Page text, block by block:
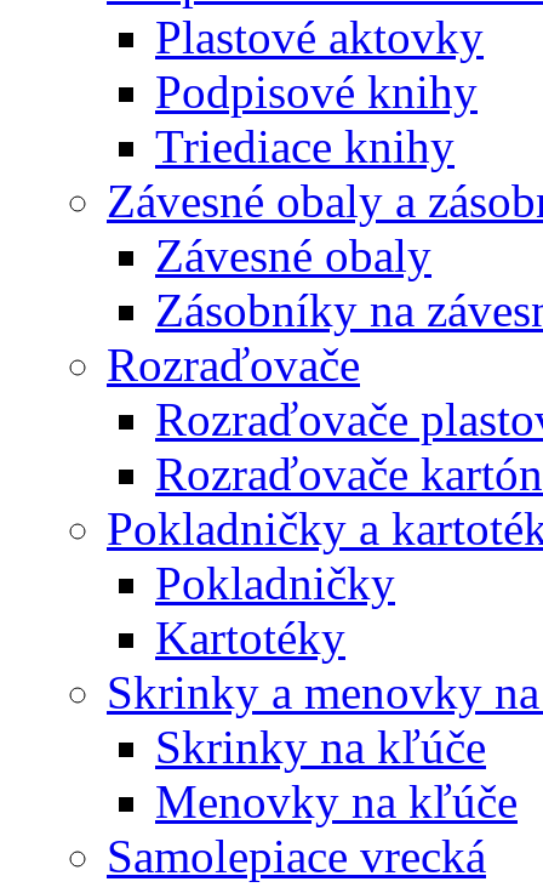
Plastové aktovky
Podpisové knihy
Triediace knihy
Závesné obaly a
Závesné obaly
Zásobníky na
Rozraďovače
Rozraďovače
Rozraďovače
Pokladničky a
Pokladničky
Kartotéky
Skrinky a menovky
Skrinky na kľúče
Menovky na kľúče
Samolepiace vrecká